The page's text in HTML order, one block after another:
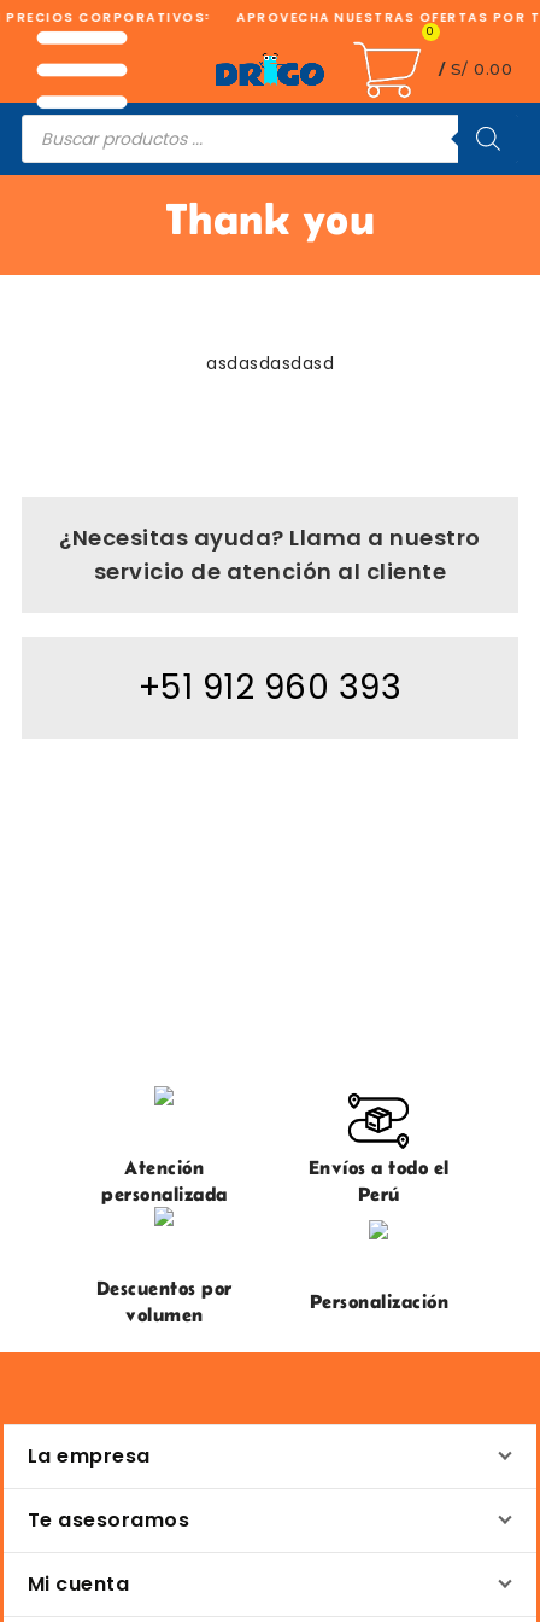
CORPORATIVOS APROVECHA NUESTRAS OFERTAS POR
0
/ S/ 0.00
Búsqueda
de
productos
Thank you
asdasdasdasd
¿Necesitas ayuda? Llama a nuestro
servicio de atención al cliente
+51 912 960 393
Atención
personalizada
Envíos a todo el
Perú
Descuentos por
volumen
Personalización
La empresa
Te asesoramos
Mi cuenta